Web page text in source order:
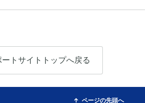
トサイトトップへ戻る
ページの先頭へ